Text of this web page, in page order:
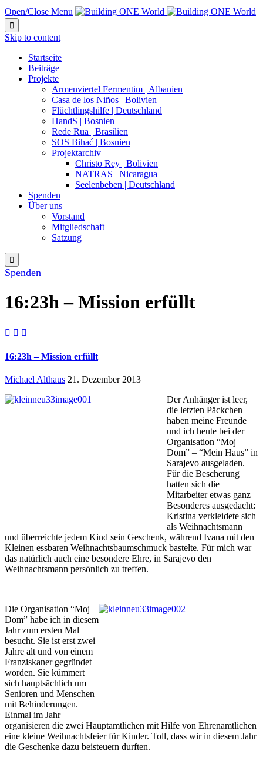
Open/Close Menu

Skip to content
Startseite
Beiträge
Projekte
Armenviertel Fermentim | Albanien
Casa de los Niños | Bolivien
Flüchtlingshilfe | Deutschland
HandS | Bosnien
Rede Rua | Brasilien
SOS Bihać | Bosnien
Projektarchiv
Christo Rey | Bolivien
NATRAS | Nicaragua
Seelenbeben | Deutschland
Spenden
Über uns
Vorstand
Mitgliedschaft
Satzung

Spenden
16:23h – Mission erfüllt
  
16:23h – Mission erfüllt
Michael Althaus 21. Dezember 2013
Der Anhänger ist leer,
die letzten Päckchen
haben meine Freunde
und ich heute bei der
Organisation “Moj
Dom” – “Mein Haus” in
Sarajevo ausgeladen.
Für die Bescherung
hatten sich die
Mitarbeiter etwas ganz
Besonderes ausgedacht:
Kristina verkleidete sich
als Weihnachtsmann
und überreichte jedem Kind sein Geschenk, während Ivana mit den
Kleinen essbaren Weihnachtsbaumschmuck bastelte. Für mich war
das natürlich auch eine besondere Ehre, in Sarajevo den
Weihnachtsmann persönlich zu treffen.
Die Organisation “Moj
Dom” habe ich in diesem
Jahr zum ersten Mal
besucht. Sie ist erst zwei
Jahre alt und von einem
Franziskaner gegründet
worden. Sie kümmert
sich hauptsächlich um
Senioren und Menschen
mit Behinderungen.
Einmal im Jahr
organisieren die zwei Hauptamtlichen mit Hilfe von Ehrenamtlichen
eine kleine Weihnachtsfeier für Kinder. Toll, dass wir in diesem Jahr
die Geschenke dazu beisteuern durften.